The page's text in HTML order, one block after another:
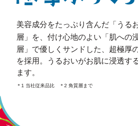
美容成分をたっぷり含んだ「うる
層」を、付け心地のよい「肌への
層」で優しくサンドした、超極厚
を採用。うるおいがお肌に浸透す
ます。
＊1 当社従来品比 ＊2 角質層まで